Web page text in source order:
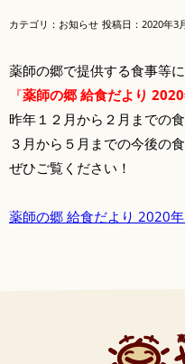
カテゴリ：お知らせ 投稿日： 2020年3
薬師の郷で提供する食事等
『薬師の郷 給食だより
昨年１２月から２月までの
３月から５月までの今後の
ぜひご覧ください！
薬師の郷 給食だより 2020